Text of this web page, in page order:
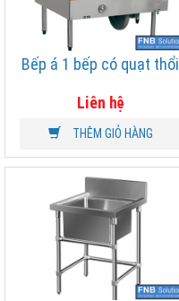
Bếp á 1 bếp có quạt thổi
Liên hệ
THÊM GIỎ HÀNG